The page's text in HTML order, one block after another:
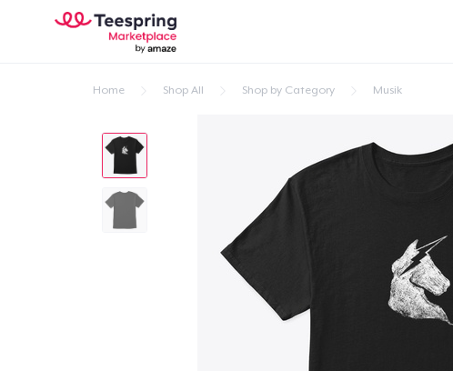
Home Shop All Shop by Category Musik